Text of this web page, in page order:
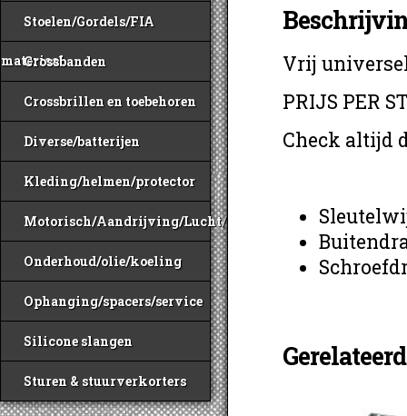
Stoelen/Gordels/FIA
materiaal
Crossbanden
Crossbrillen en toebehoren
Diverse/batterijen
Kleding/helmen/protector
Motorisch/Aandrijving/Lucht/Benzine
Onderhoud/olie/koeling
Ophanging/spacers/service
Silicone slangen
Sturen & stuurverkorters
Vrij
PRIJS PER
Check altijd